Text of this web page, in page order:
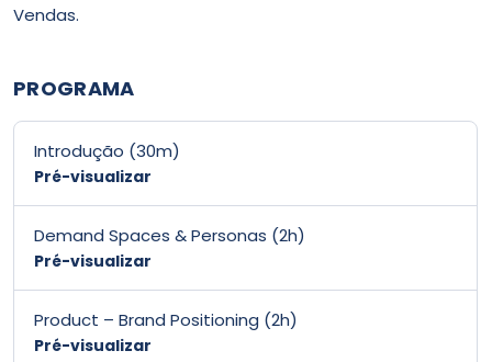
Vendas.
PROGRAMA
Introdução (30m)
Pré-visualizar
Demand Spaces & Personas (2h)
Pré-visualizar
Product – Brand Positioning (2h)
Pré-visualizar